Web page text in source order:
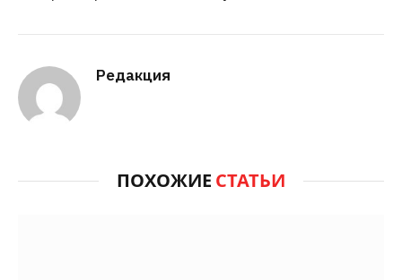
Редакция
ПОХОЖИЕ СТАТЬИ